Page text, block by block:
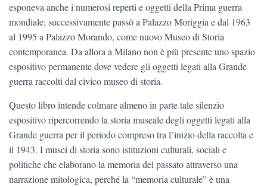
esponeva anche i numerosi reperti e oggetti della Prima guerra
mondiale; successivamente passò a Palazzo Moriggia e dal 1963
al 1995 a Palazzo Morando, come nuovo Museo di Storia
contemporanea. Da allora a Milano non è più presente uno spazio
espositivo permanente dove vedere gli oggetti legati alla Grande
guerra raccolti dal civico museo di storia.
Questo libro intende colmare almeno in parte tale silenzio
espositivo ripercorrendo la storia museale degli oggetti legati alla
Grande guerra per il periodo compreso tra l’inizio della raccolta e
il 1943. I musei di storia sono istituzioni culturali, sociali e
politiche che elaborano la memoria del passato attraverso una
narrazione mitologica, perché la “memoria culturale” è una